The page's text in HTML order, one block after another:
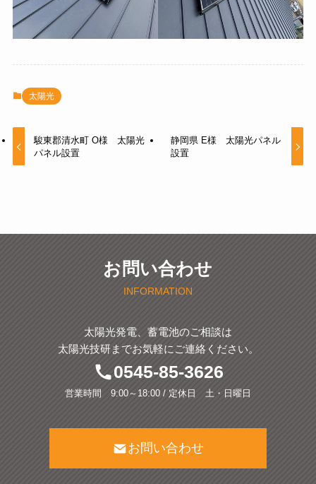
太陽光
駿東郡清水町 O様 太陽光
パネル設置
静岡県 E様 太陽光パネル
設置
お問い合わせ
INFORMATION
太陽光発電、蓄電池のご相談は
太陽光技研までお気軽にご連絡ください。
0545-85-3626
営業時間 9:00～18:00 / 定休日 土・日曜日
お問い合わせ